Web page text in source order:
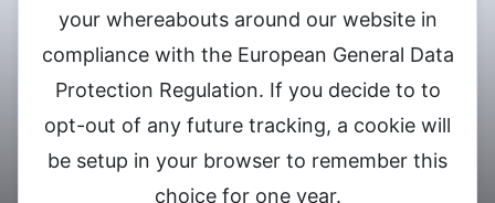
チャットレディ登録申込 DXLIVE求人.comへお問合せ
DXLIVE 退
会・解約・移籍の申請
式サイト
DXLIVEのチャットレディ求人情報サイト
your whereabouts around our website in
compliance with the European General Data
Protection Regulation. If you decide to to
opt-out of any future tracking, a cookie will
be setup in your browser to remember this
choice for one year.